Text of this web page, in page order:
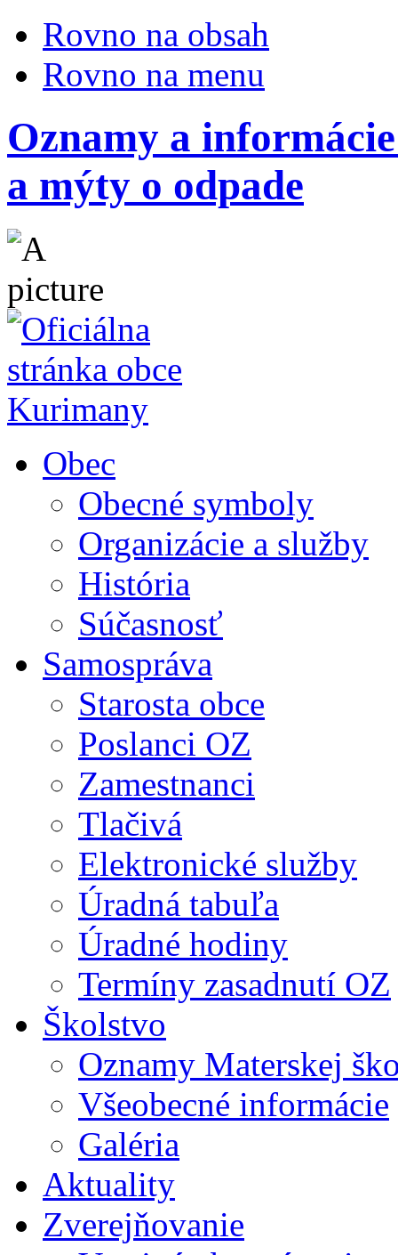
Rovno na obsah
Rovno na menu
Oznamy a
a mýty o odpade
Obec
Obecné symboly
Organizácie a služby
História
Súčasnosť
Samospráva
Starosta obce
Poslanci OZ
Zamestnanci
Tlačivá
Elektronické služby
Úradná tabuľa
Úradné hodiny
Termíny zasadnutí OZ
Školstvo
Oznamy Materskej
Všeobecné informácie
Galéria
Aktuality
Zverejňovanie